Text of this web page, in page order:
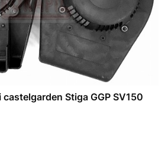
Stiga GGP SV150